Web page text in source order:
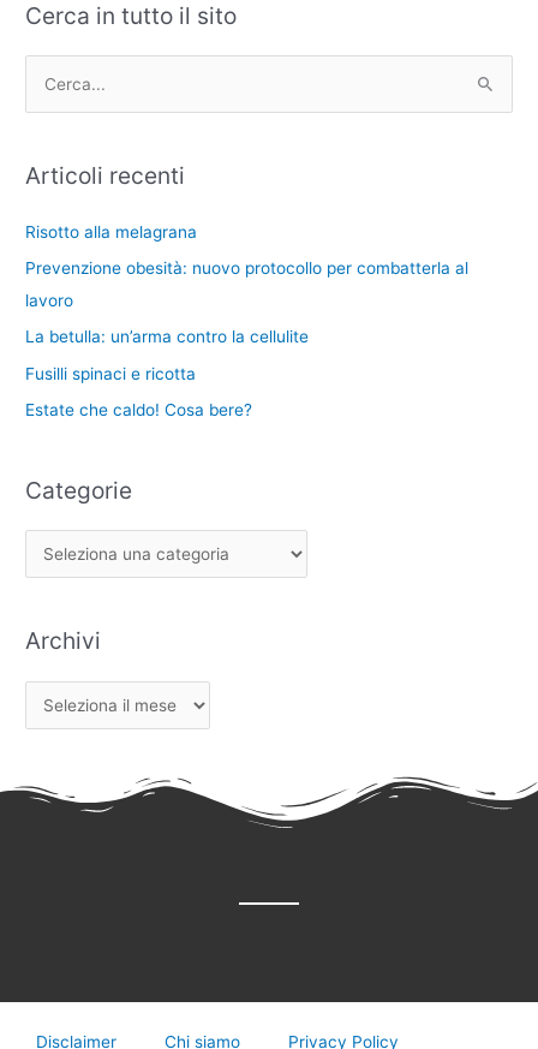
Cerca in tutto il sito
cArticoli recenti
Risotto alla melagrana
Prevenzione obesità: nuovo protocollo per combatterla al
lavoro
La betulla: un’arma contro la cellulite
Fusilli spinaci e ricotta
Estate che caldo! Cosa bere?
Categorie
C
e
o
i
e
Archivi
A
h
v
Disclaimer Chi siamo Privacy Policy